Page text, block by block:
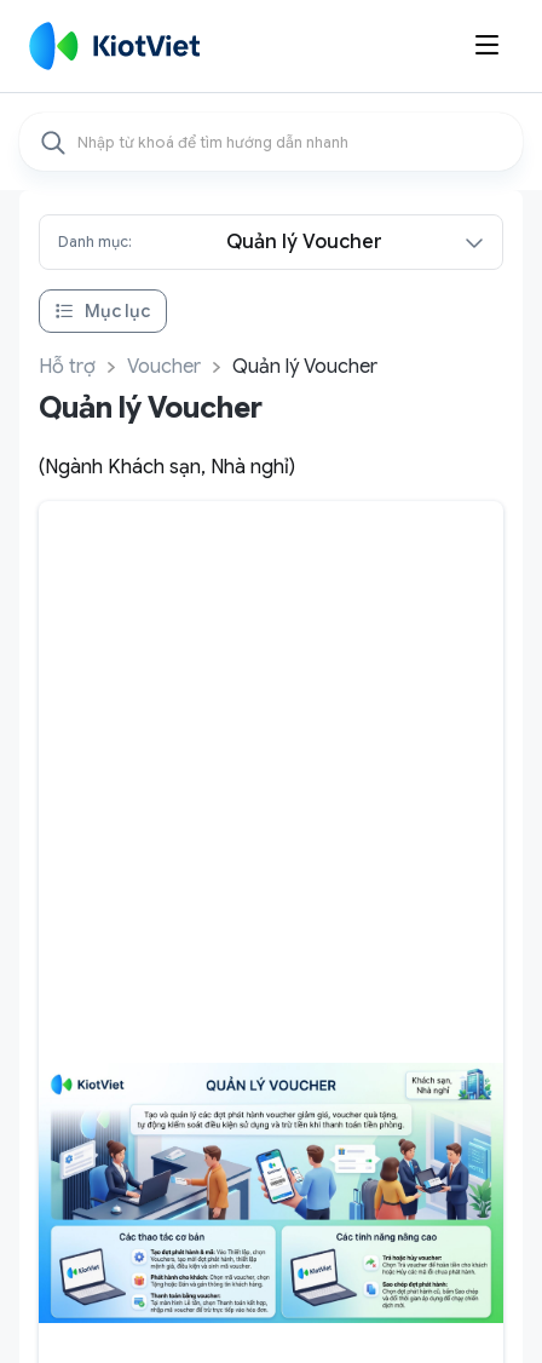

Danh mục: Quản lý Voucher
Mục lục
Hỗ trợ Voucher Quản lý Voucher
Quản lý Voucher
(Ngành Khách sạn, Nhà nghỉ)